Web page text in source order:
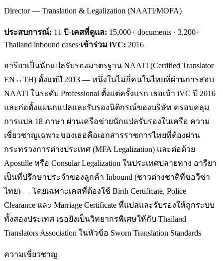
Director — Translation & Legalization (NAATI/MOFA)
ประสบการณ์: 11 ปี·เคสที่ดูแล: 15,000+ documents · 3,200+
Thailand inbound cases·เข้าร่วม iVC: 2016
อารียาเป็นนักแปลรับรองมาตรฐาน NAATI (Certified Translator
EN↔TH) ตั้งแต่ปี 2013 — หนึ่งในไม่กี่คนในไทยที่ผ่านการสอบ
NAATI ในระดับ Professional ตั้งแต่ครั้งแรก เธอเข้า iVC ปี 2016
และก่อตั้งแผนกแปลและรับรองนิติกรณ์ของบริษัท ครอบคลุม
การแปล 18 ภาษา ผ่านเครือข่ายนักแปลรับรองในเครือ ความ
เชี่ยวชาญเฉพาะของเธอคือเอกสารราชการไทยที่ต้องผ่าน
กระทรวงการต่างประเทศ (MFA Legalization) และต่อด้วย
Apostille หรือ Consular Legalization ในประเทศปลายทาง อารียา
เป็นที่ปรึกษาประจำของลูกค้า Inbound (ชาวต่างชาติที่ขอวีซ่า
ไทย) — โดยเฉพาะเคสที่ต้องใช้ Birth Certificate, Police
Clearance และ Marriage Certificate ที่แปลและรับรองให้ถูกระบบ
ทั้งสองประเทศ เธอยังเป็นวิทยากรพิเศษให้กับ Thailand
Translators Association ในหัวข้อ Sworn Translation Standards
ความเชี่ยวชาญ